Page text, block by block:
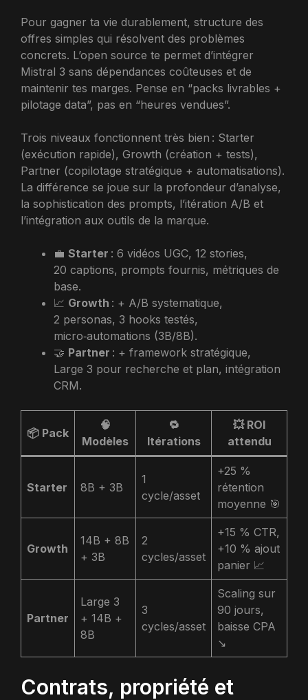
Pour gagner ta vie durablement, structure des
offres simples qui résolvent des problèmes
concrets. L’open source te permet d’intégrer
Mistral 3 sans dépendances coûteuses et de
maintenir tes marges. Pense en “packs livrables +
pilotage data”, pas en “heures vendues”.
Trois niveaux fonctionnent très bien : Starter
(exécution rapide), Growth (création + tests),
Partner (copilotage stratégique + automatisations).
La différence se joue sur la profondeur d’analyse,
la sophistication des prompts, l’itération A/B et
l’intégration aux outils de la marque.
💼 Starter : 6 vidéos UGC, 12 stories,
20 captions, prompts fournis, métriques de
base.
📈 Growth : + A/B systematique,
2 personas, 3 hooks testés,
micro‑automations (3B/8B).
🤝 Partner : + framework stratégique,
Large 3 pour recherche et plan, intégration
CRM.
📦 Pack
🧠
Modèles
🔁
Itérations
💥 ROI
attendu
Starter 8B + 3B
1
cycle/asset
+25 %
rétention
moyenne 🎯
Growth
14B + 8B
+ 3B
2
cycles/asset
+15 % CTR,
+10 % ajout
panier 📈
Partner
Large 3
+ 14B +
8B
3
cycles/asset
Scaling sur
90 jours,
baisse CPA
↘️
Contrats, propriété et